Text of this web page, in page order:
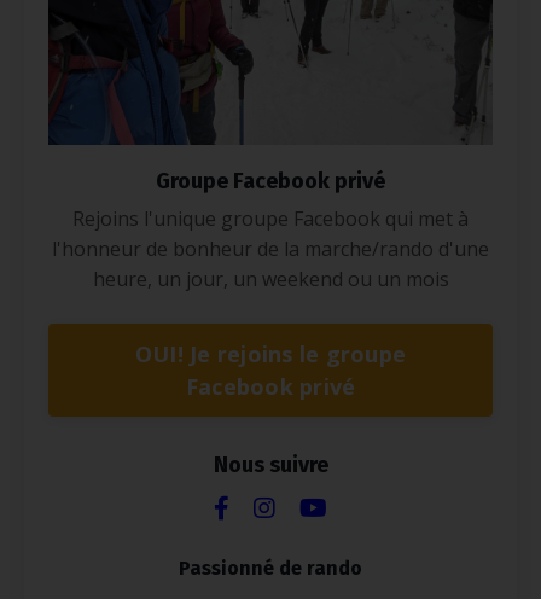
Groupe Facebook privé
Rejoins l'unique groupe Facebook qui met à
l'honneur de bonheur de la marche/rando d'une
heure, un jour, un weekend ou un mois
OUI! Je rejoins le groupe
Facebook privé
Nous suivre
Passionné de rando